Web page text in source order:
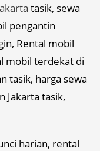
tasik, sewa
pengantin
Rental mobil
mobil terdekat di
tasik, harga sewa
Jakarta tasik,
harian, rental